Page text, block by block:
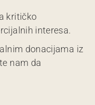
kritičko
interesa.
donacijama iz
nam da